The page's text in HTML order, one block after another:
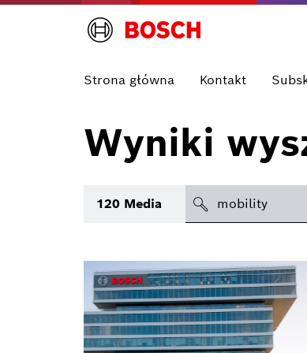
Strona główna Kontakt
Wyniki
120 Media
search
icon
Temat
Obszar